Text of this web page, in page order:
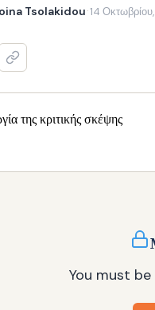
Tsolakidou ·14
You must